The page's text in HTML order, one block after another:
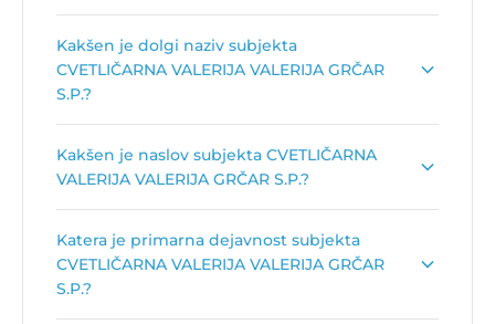
Kakšen je dolgi naziv subjekta
CVETLIČARNA VALERIJA VALERIJA GRČAR
S.P.?
GRČAR S.P..
Kakšen je naslov subjekta CVETLIČARNA
VALERIJA VALERIJA GRČAR S.P.?
Radomlje.
Katera je primarna dejavnost subjekta
CVETLIČARNA VALERIJA VALERIJA GRČAR
S.P.?